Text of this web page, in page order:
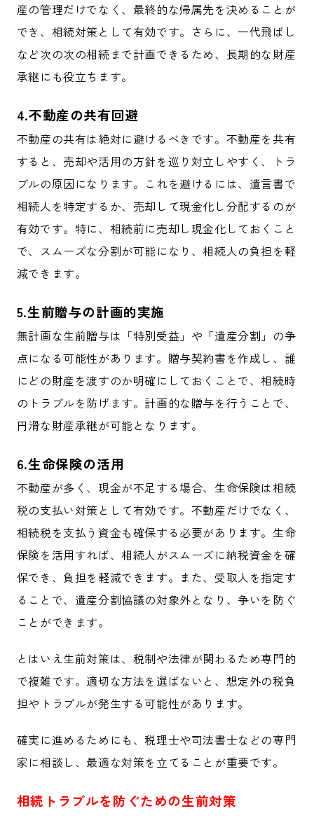
産の管理だけでなく、最終的な帰属先を決めることが
でき、相続対策として有効です。さらに、一代飛ばし
など次の次の相続まで計画できるため、長期的な財産
承継にも役立ちます。
4.不動産の共有回避
不動産の共有は絶対に避けるべきです。不動産を共有
すると、売却や活用の方針を巡り対立しやすく、トラ
ブルの原因になります。これを避けるには、遺言書で
相続人を特定するか、売却して現金化し分配するのが
有効です。特に、相続前に売却し現金化しておくこと
で、スムーズな分割が可能になり、相続人の負担を軽
減できます。
5.生前贈与の計画的実施
無計画な生前贈与は「特別受益」や「遺産分割」の争
点になる可能性があります。贈与契約書を作成し、誰
にどの財産を渡すのか明確にしておくことで、相続時
のトラブルを防げます。計画的な贈与を行うことで、
円滑な財産承継が可能となります。
6.生命保険の活用
不動産が多く、現金が不足する場合、生命保険は相続
税の支払い対策として有効です。不動産だけでなく、
相続税を支払う資金も確保する必要があります。生命
保険を活用すれば、相続人がスムーズに納税資金を確
保でき、負担を軽減できます。また、受取人を指定す
ることで、遺産分割協議の対象外となり、争いを防ぐ
ことができます。
とはいえ生前対策は、税制や法律が関わるため専門的
で複雑です。適切な方法を選ばないと、想定外の税負
担やトラブルが発生する可能性があります。
確実に進めるためにも、税理士や司法書士などの専門
家に相談し、最適な対策を立てることが重要です。
相続トラブルを防ぐための生前対策